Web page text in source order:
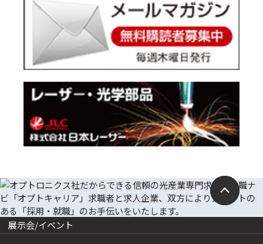
展示会/イベント